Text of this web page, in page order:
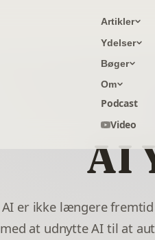
Artikler
Ydelser
Bøger
Om
Podcast
Video
AI
AI er ikke længere
med at udnytte AI til at